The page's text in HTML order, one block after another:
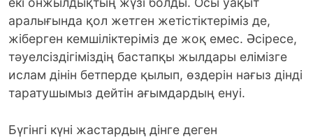
аралығында қол жетген жетістіктеріміз де,
жіберген кемшіліктеріміз де жоқ емес. Әсіресе,
тәуелсіздігіміздің бастапқы жылдары елімізге
ислам дінін бетперде қылып, өздерін нағыз дінді
таратушымыз дейтін ағымдардың енуі.
Бүгінгі күні жастардың дінге деген